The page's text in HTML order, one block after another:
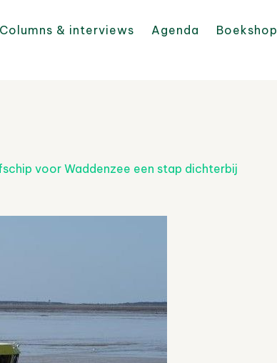
Columns & interviews Agenda Boekshop
voor Waddenzee een stap dichterbij